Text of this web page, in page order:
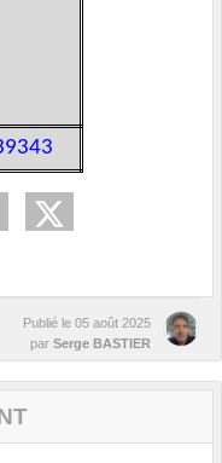
Publié le 05 août 2025
par Serge BASTIER